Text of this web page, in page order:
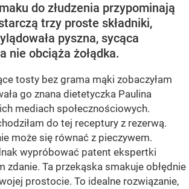
do złudzenia przypominają
trzy proste składniki,
pyszna, sycąca
nie obciąża żołądka.
tosty bez grama mąki zobaczyłam
go znana dietetyczka Paulina
mediach społecznościowych.
do tej receptury z rezerwą.
może się równać z pieczywem.
wypróbować patent ekspertki
zdanie. Ta przekąska smakuje obłędnie
prostocie. To idealne rozwiązanie,